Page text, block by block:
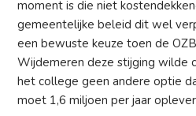
moment is die niet
gemeentelijke beleid dit wel
een bewuste keuze toen de
Wijdemeren deze stijging wilde
het college geen andere optie
moet 1,6 miljoen per jaar